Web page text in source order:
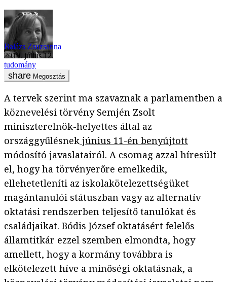
Balázs Zsuzsanna
2019. július 12.
tudomány
Megosztás
A tervek szerint ma szavaznak a parlamentben a
köznevelési törvény Semjén Zsolt
miniszterelnök-helyettes által az
országgyűlésnek június 11-én benyújtott
módosító javaslatairól. A csomag azzal híresült
el, hogy ha törvényerőre emelkedik,
ellehetetleníti az iskolakötelezettségüket
magántanulói státuszban vagy az alternatív
oktatási rendszerben teljesítő tanulókat és
családjaikat. Bódis József oktatásért felelős
államtitkár ezzel szemben elmondta, hogy
amellett, hogy a kormány továbbra is
elkötelezett híve a minőségi oktatásnak, a